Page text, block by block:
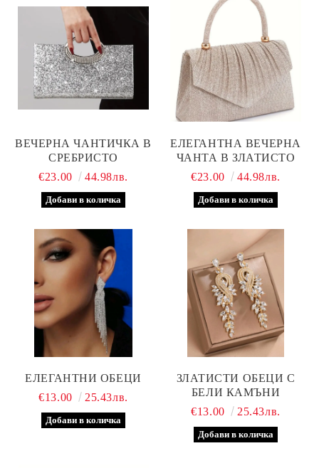
ВЕЧЕРНА ЧАНТИЧКА В
СРЕБРИСТО
€23.00
44.98лв.
ЕЛЕГАНТНА ВЕЧЕРНА
ЧАНТА В ЗЛАТИСТО
€23.00
44.98лв.
ЕЛЕГАНТНИ ОБЕЦИ
€13.00
25.43лв.
ЗЛАТИСТИ ОБЕЦИ С
БЕЛИ КАМЪНИ
€13.00
25.43лв.